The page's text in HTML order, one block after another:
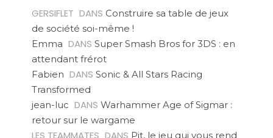
GERSIFLET DANS Construire sa table de jeux
de société soi-même !
Emma DANS Super Smash Bros for 3DS : en
attendant frérot
Fabien DANS Sonic & All Stars Racing
Transformed
jean-luc DANS Warhammer Age of Sigmar :
retour sur le wargame
Pit, le jeu qui vous rend